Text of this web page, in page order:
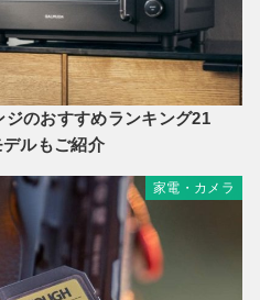
ジのおすすめランキング21
ルもご紹介
家電・カメラ